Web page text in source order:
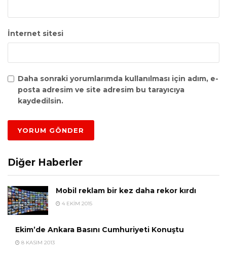
İnternet sitesi
Daha sonraki yorumlarımda kullanılması için adım, e-
posta adresim ve site adresim bu tarayıcıya
kaydedilsin.
Diğer Haberler
Mobil reklam bir kez daha rekor kırdı
4 EKIM 2015
Ekim’de Ankara Basını Cumhuriyeti Konuştu
8 KASIM 2013